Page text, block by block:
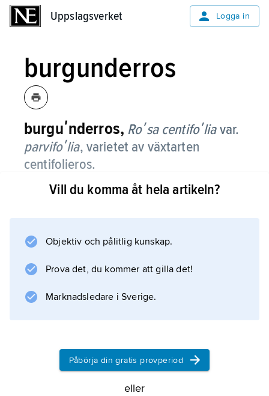
Uppslagsverket Logga in
burgunderros
burguʹnderros, Roʹsa centifoʹliavar.
parvifoʹlia, varietet av växtarten
centifolieros.
Det är en 50–60 cm hög, upprätt växande ros
ljusare mittparti. Den saknar taggar och växer
odlades troligen redan då som prydnadsväxt.
Vill du komma åt hela artikeln?
Objektiv och pålitlig kunskap.
Prova det, du kommer att gilla det!
Marknadsledare i Sverige.
Påbörja din gratis provperiod
eller